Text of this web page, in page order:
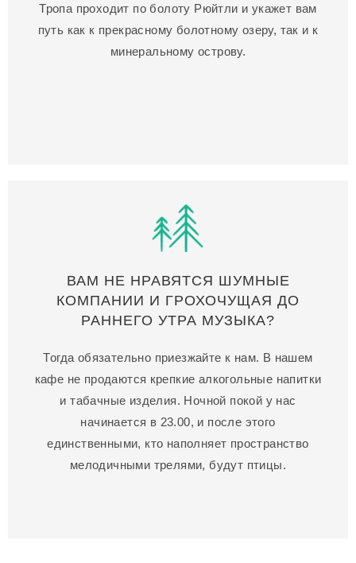
Тропа проходит по болоту Рюйтли и укажет вам
путь как к прекрасному болотному озеру, так и к
минеральному острову.
ВАМ НЕ НРАВЯТСЯ ШУМНЫЕ
КОМПАНИИ И ГРОХОЧУЩАЯ ДО
РАННЕГО УТРА МУЗЫКА?
Тогда обязательно приезжайте к нам. В нашем
кафе не продаются крепкие алкогольные напитки
и табачные изделия. Ночной покой у нас
начинается в 23.00, и после этого
единственными, кто наполняет пространство
мелодичными трелями, будут птицы.